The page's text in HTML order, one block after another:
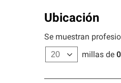
Ubicación
Se muestran
millas de